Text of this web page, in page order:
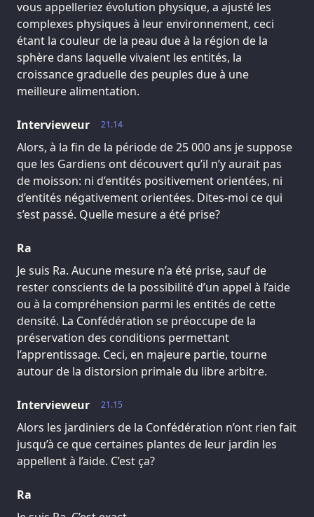
vous appelleriez évolution physique, a ajusté les
complexes physiques à leur environnement, ceci
étant la couleur de la peau due à la région de la
sphère dans laquelle vivaient les entités, la
croissance graduelle des peuples due à une
meilleure alimentation.
21.14
Intervieweur
Alors, à la fin de la période de 25 000 ans je suppose
que les Gardiens ont découvert qu’il n’y aurait pas
de moisson: ni d’entités positivement orientées, ni
d’entités négativement orientées. Dites-moi ce qui
s’est passé. Quelle mesure a été prise?
Ra
Je suis Ra. Aucune mesure n’a été prise, sauf de
rester conscients de la possibilité d’un appel à l’aide
ou à la compréhension parmi les entités de cette
densité. La Confédération se préoccupe de la
préservation des conditions permettant
l’apprentissage. Ceci, en majeure partie, tourne
autour de la distorsion primale du libre arbitre.
21.15
Intervieweur
Alors les jardiniers de la Confédération n’ont rien fait
jusqu’à ce que certaines plantes de leur jardin les
appellent à l’aide. C’est ça?
Ra